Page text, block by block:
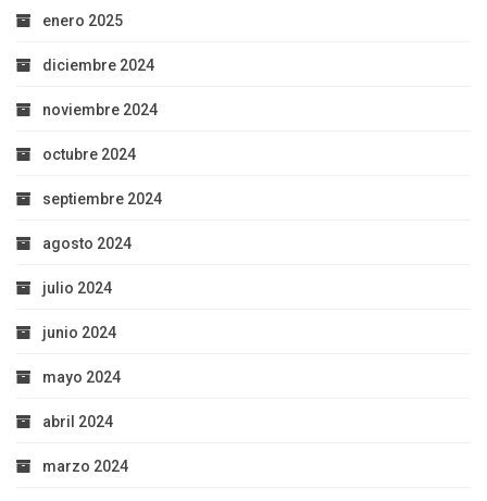
enero 2025
diciembre 2024
noviembre 2024
octubre 2024
septiembre 2024
agosto 2024
julio 2024
junio 2024
mayo 2024
abril 2024
marzo 2024